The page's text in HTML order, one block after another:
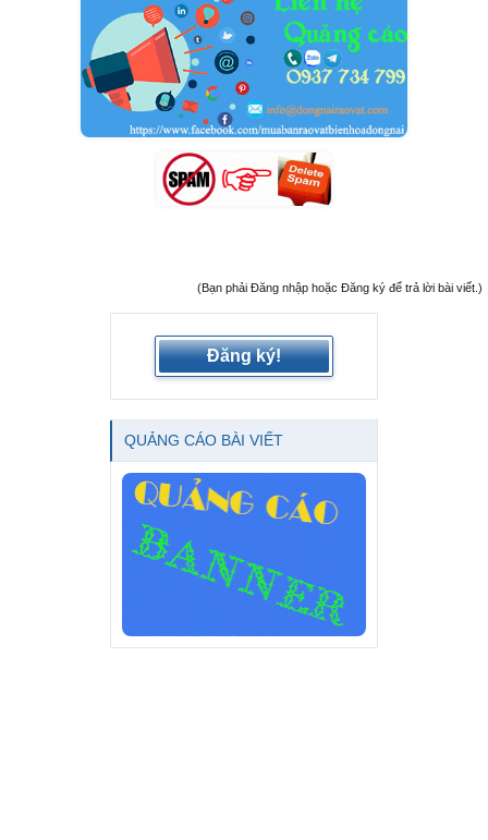
(Bạn phải Đăng nhập hoặc Đăng ký để trả lời bài viết.)
Đăng ký!
QUẢNG CÁO BÀI VIẾT